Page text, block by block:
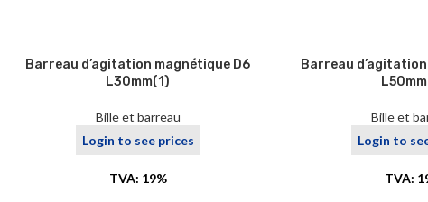
Barreau d’agitation magnétique D6
L30mm(1)
Bille et barreau
Login to see prices
TVA: 19%
Barreau
Bille et
Login to
TVA: